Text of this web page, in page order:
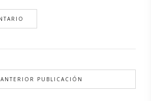
ANTERIOR PUBLICACIÓN